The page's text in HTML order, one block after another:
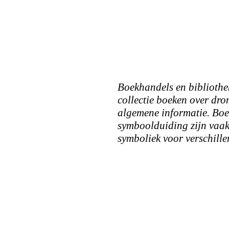
Boekhandels en
collectie boeken over
algemene informatie.
symboolduiding zijn
symboliek voor